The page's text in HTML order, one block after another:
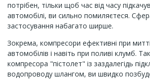
потрібен, тільки щоб час від часу
автомобілі, ви сильно помиляєтеся.
застосування набагато ширше.
Зокрема, компресори ефективні при митті
автомобілів і навіть при поливі клумб.
компресора "пістолет" із заздалегідь
водопроводу шлангом, ви швидко